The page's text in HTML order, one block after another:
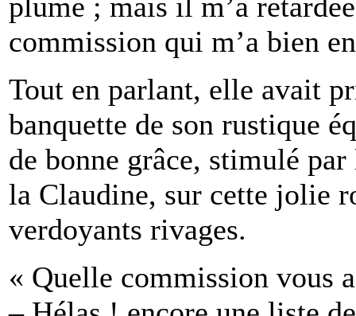
commission qui m’a bien
Tout en parlant, elle avait
banquette de son rustique
de bonne grâce, stimulé
la Claudine, sur cette jolie
verdoyants rivages.
« Quelle commission vous